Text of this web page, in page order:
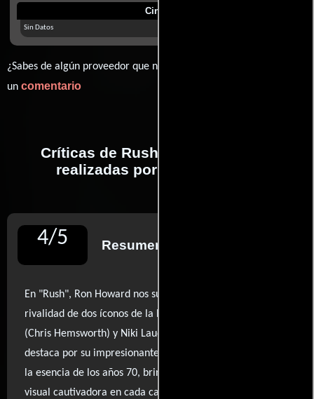
Cines
Sin Datos
¿Sabes de algún proveedor que no estamos mostrando? déjanos
un comentario
Críticas de Rush: pasión y gloria
realizadas por profesionales
4/5 Resumen de reseñas
En "Rush", Ron Howard nos sumerge en la intensa
rivalidad de dos íconos de la Fórmula 1: James Hunt
(Chris Hemsworth) y Niki Lauda (Daniel Brühl). La película
destaca por su impresionante cinematografía que captura
la esencia de los años 70, brindando una experiencia
visual cautivadora en cada carrera. A través de diálogos